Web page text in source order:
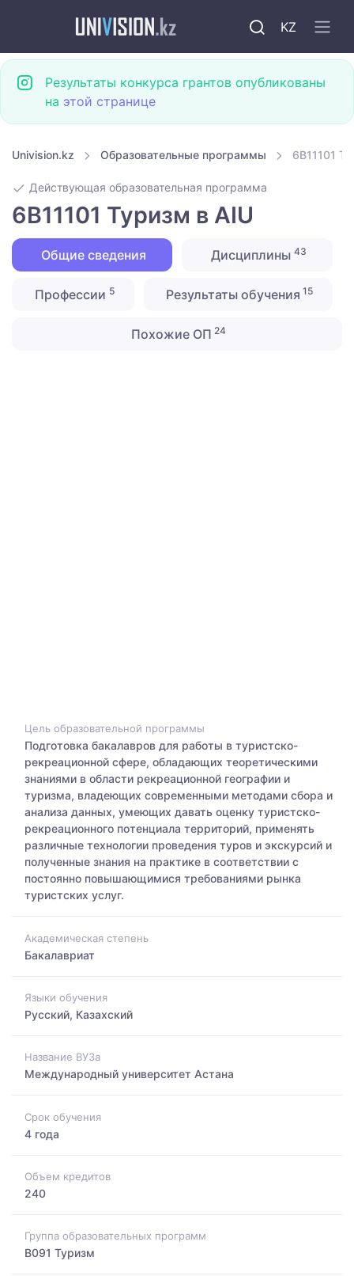
KZ
Результаты конкурса грантов опубликованы
на этой странице
Univision.kz Образовательные программы 6B11101
Действующая образовательная программа
6B11101 Туризм в AIU
Общие сведения Дисциплины 43
Профессии 5 Результаты обучения 15
Похожие ОП 24
Цель образовательной программы
Подготовка бакалавров для работы в туристско-
рекреационной сфере, обладающих теоретическими
знаниями в области рекреационной географии и
туризма, владеющих современными методами сбора и
анализа данных, умеющих давать оценку туристско-
рекреационного потенциала территорий, применять
различные технологии проведения туров и экскурсий и
полученные знания на практике в соответствии с
постоянно повышающимися требованиями рынка
туристских услуг.
Академическая степень
Бакалавриат
Языки обучения
Русский, Казахский
Название ВУЗа
Международный университет Астана
Срок обучения
4 года
Объем кредитов
240
Группа образовательных программ
B091 Туризм